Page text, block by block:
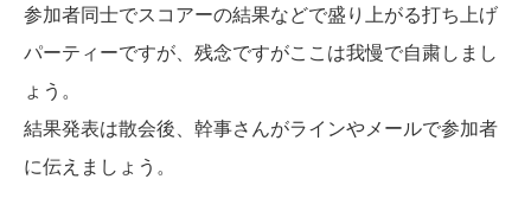
参加者同士でスコアーの結果などで盛り上がる打ち上げ
パーティーですが、残念ですがここは我慢で自粛しまし
ょう。
結果発表は散会後、幹事さんがラインやメールで参加者
に伝えましょう。